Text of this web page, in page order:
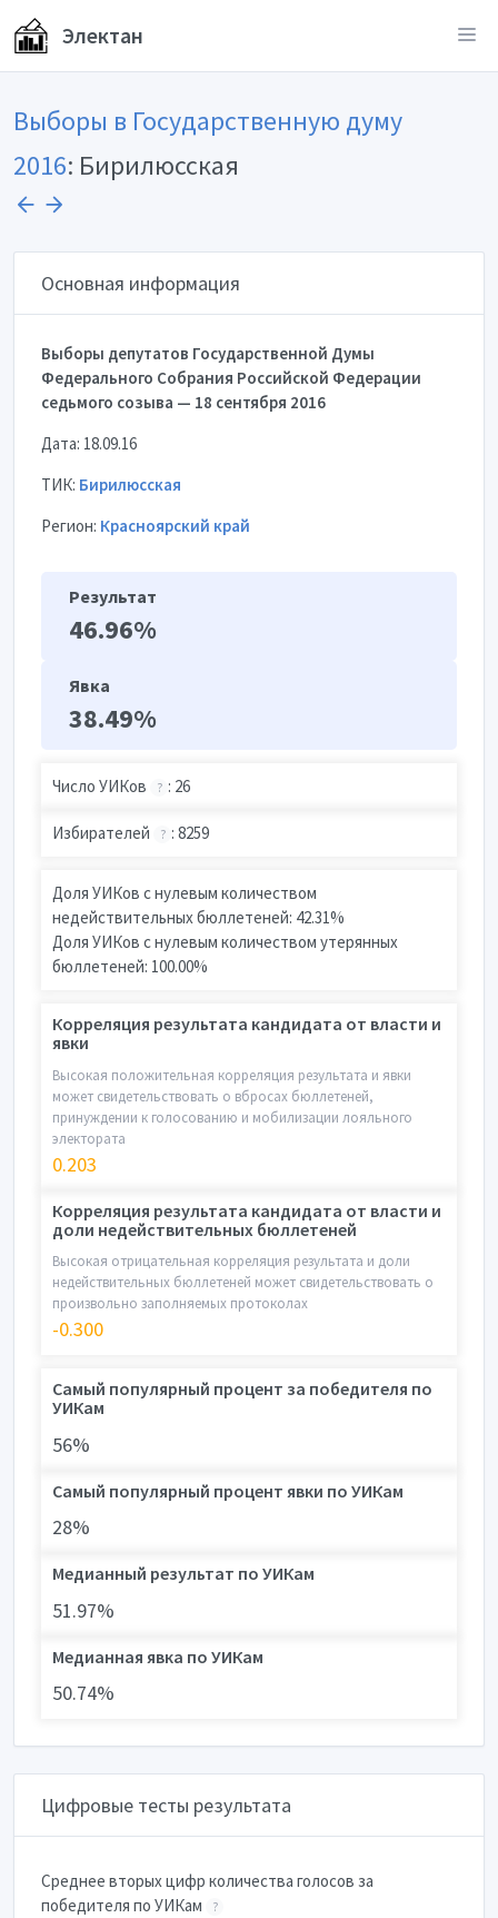
Электан
Выборы в Государственную думу
2016: Бирилюсская
Основная информация
Выборы депутатов Государственной Думы
Федерального Собрания Российской Федерации
седьмого созыва — 18 сентября 2016
Дата: 18.09.16
ТИК: Бирилюсская
Регион: Красноярский край
Результат
46.96%
Явка
38.49%
Число УИКов ? : 26
Избирателей ? : 8259
Доля УИКов с нулевым количеством
недействительных бюллетеней: 42.31%
Доля УИКов с нулевым количеством утерянных
бюллетеней: 100.00%
Корреляция результата кандидата от власти и
явки
Высокая положительная корреляция результата и явки
может свидетельствовать о вбросах бюллетеней,
принуждении к голосованию и мобилизации лояльного
электората
0.203
Корреляция результата кандидата от власти и
доли недействительных бюллетеней
Высокая отрицательная корреляция результата и доли
недействительных бюллетеней может свидетельствовать о
произвольно заполняемых протоколах
-0.300
Самый популярный процент за победителя по
УИКам
56%
Самый популярный процент явки по УИКам
28%
Медианный результат по УИКам
51.97%
Медианная явка по УИКам
50.74%
Цифровые тесты результата
Cреднее вторых цифр количества голосов за
победителя по УИКам
?